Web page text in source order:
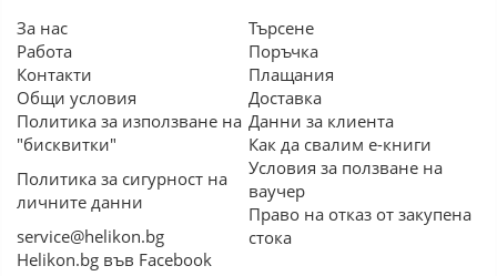
За нас
Работа
Контакти
Общи условия
Политика за използване на
"бисквитки"
Политика за сигурност на
личните данни
service@helikon.bg
Helikon.bg във Facebook
Търсене
Поръчка
Плащания
Доставка
Данни за клиента
Как да свалим е-книги
Условия за ползване на
ваучер
Право на отказ от закупена
стока